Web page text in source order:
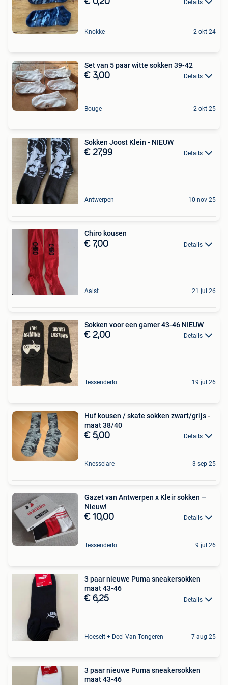
Details
Knokke 2 okt 24
Set van 5 paar witte sokken 39-42
€ 3,00 Details
Bouge 2 okt 25
Sokken Joost Klein - NIEUW
€ 27,99 Details
Antwerpen 10 nov 25
Chiro kousen
€ 7,00 Details
Aalst 21 jul 26
Sokken voor een gamer 43-46 NIEUW
€ 2,00 Details
Tessenderlo 19 jul 26
Huf kousen / skate sokken zwart/grijs -
maat 38/40
€ 5,00 Details
Knesselare 3 sep 25
Gazet van Antwerpen x Kleir sokken –
Nieuw!
€ 10,00 Details
Tessenderlo 9 jul 26
3 paar nieuwe Puma sneakersokken
maat 43-46
€ 6,25 Details
Hoeselt + Deel Van Tongeren 7 aug 25
3 paar nieuwe Puma sneakersokken
maat 43-46